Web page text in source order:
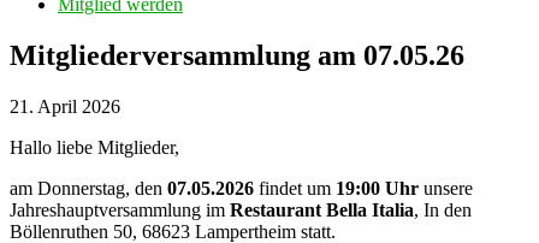
Mitgliederversammlung am 07.05.26
21. April 2026
Hallo liebe Mitglieder,
am Donnerstag, den 07.05.2026 findet um 19:00 Uhr unsere
Jahreshauptversammlung im Restaurant Bella Italia, In den
Böllenruthen 50, 68623 Lampertheim statt.